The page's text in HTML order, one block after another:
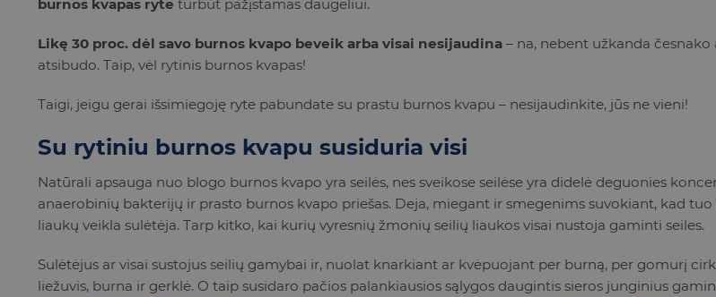
burnos kvapas ryte turbūt pažįstamas daugeliui.
Likę 30 proc. dėl savo burnos kvapo beveik arba visai nesijaudina – na, nebent užkanda
atsibudo. Taip, vėl rytinis burnos kvapas!
Taigi, jeigu gerai išsimiegoję ryte pabundate su prastu burnos kvapu – nesijaudinkite, jūs ne vieni!
Su rytiniu burnos kvapu susiduria visi
Natūrali apsauga nuo blogo burnos kvapo yra seilės, nes sveikose seilėse yra didelė deguonies
anaerobinių bakterijų ir prasto burnos kvapo priešas. Deja, miegant ir smegenims suvokiant, kad
liaukų veikla sulėtėja. Tarp kitko, kai kurių vyresnių žmonių seilių liaukos visai nustoja gaminti seiles.
Sulėtėjus ar visai sustojus seilių gamybai ir, nuolat knarkiant ar kvėpuojant per burną, per gomurį
liežuvis, burna ir gerklė. O taip susidaro pačios palankiausios sąlygos daugintis sieros junginius